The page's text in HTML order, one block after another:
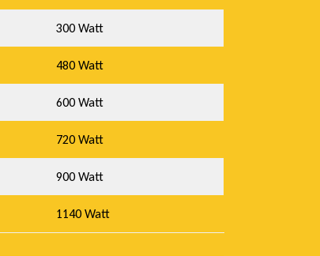
300 Watt
480 Watt
600 Watt
720 Watt
900 Watt
1140 Watt